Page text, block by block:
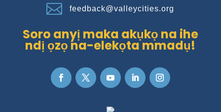
 feedback@valleycities.org
Soro anyị maka akụkọ na ihe
ndị ọzọ na-elekọta mmadụ!